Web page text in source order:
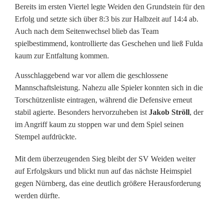
c
h
d
e
m
S
i
g
f
Bereits im ersten Viertel legte Weiden den Grundstein für den
Erfolg und setzte sich über 8:3 bis zur Halbzeit auf 14:4 ab.
Auch nach dem Seitenwechsel blieb das Team
spielbestimmend, kontrollierte das Geschehen und ließ Fulda
kaum zur Entfaltung kommen.
Ausschlaggebend war vor allem die geschlossene
Mannschaftsleistung. Nahezu alle Spieler konnten sich in die
Torschützenliste eintragen, während die Defensive erneut
stabil agierte. Besonders hervorzuheben ist Jakob Ströll, der
im Angriff kaum zu stoppen war und dem Spiel seinen
Stempel aufdrückte.
Mit dem überzeugenden Sieg bleibt der SV Weiden weiter
auf Erfolgskurs und blickt nun auf das nächste Heimspiel
gegen Nürnberg, das eine deutlich größere Herausforderung
werden dürfte.